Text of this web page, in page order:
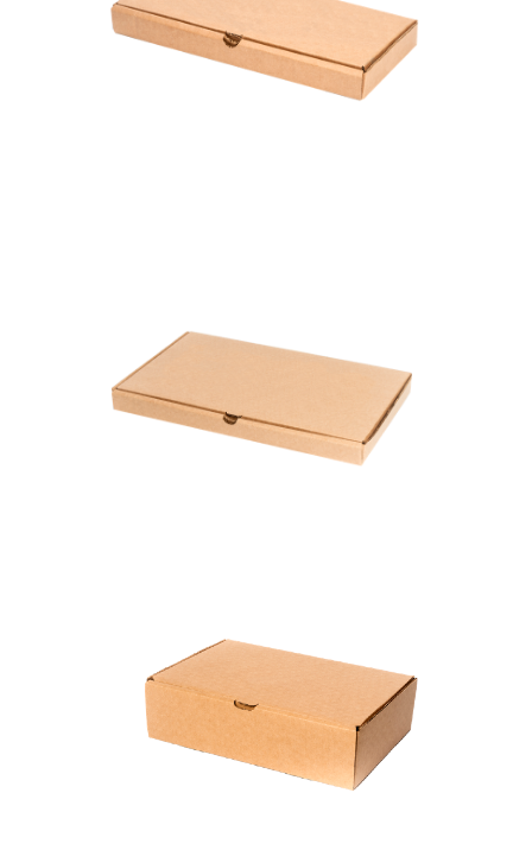
Ancho: 13 cm
Alto: 3 cm
Caja Detalles Nº 4
Alto: 3 cm
Caja Detalles Nº 5
25x19x9 cm